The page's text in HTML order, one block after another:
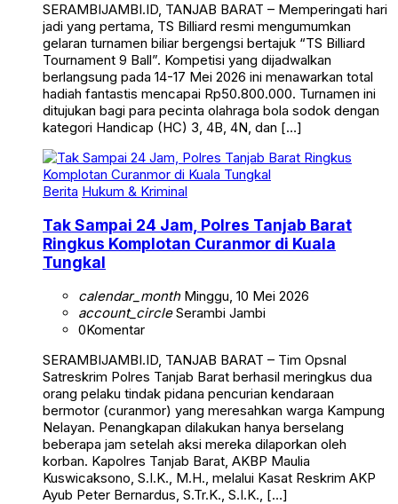
SERAMBIJAMBI.ID, TANJAB BARAT – Memperingati hari
jadi yang pertama, TS Billiard resmi mengumumkan
gelaran turnamen biliar bergengsi bertajuk “TS Billiard
Tournament 9 Ball”. Kompetisi yang dijadwalkan
berlangsung pada 14-17 Mei 2026 ini menawarkan total
hadiah fantastis mencapai Rp50.800.000. Turnamen ini
ditujukan bagi para pecinta olahraga bola sodok dengan
kategori Handicap (HC) 3, 4B, 4N, dan […]
Berita Hukum & Kriminal
Tak Sampai 24 Jam, Polres Tanjab Barat
Ringkus Komplotan Curanmor di Kuala
Tungkal
calendar_monthMinggu, 10 Mei 2026
account_circleSerambi Jambi
0Komentar
SERAMBIJAMBI.ID, TANJAB BARAT – Tim Opsnal
Satreskrim Polres Tanjab Barat berhasil meringkus dua
orang pelaku tindak pidana pencurian kendaraan
bermotor (curanmor) yang meresahkan warga Kampung
Nelayan. Penangkapan dilakukan hanya berselang
beberapa jam setelah aksi mereka dilaporkan oleh
korban. Kapolres Tanjab Barat, AKBP Maulia
Kuswicaksono, S.I.K., M.H., melalui Kasat Reskrim AKP
Ayub Peter Bernardus, S.Tr.K., S.I.K., […]